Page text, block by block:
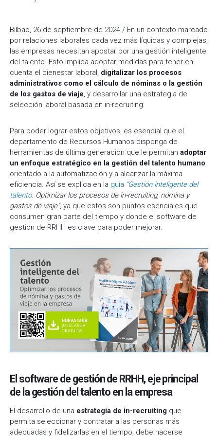
Bilbao, 26 de septiembre de 2024 / En un contexto marcado
por relaciones laborales cada vez más líquidas y complejas,
las empresas necesitan apostar por una gestión inteligente
del talento. Esto implica adoptar medidas para tener en
cuenta el bienestar laboral, digitalizar los procesos
administrativos como el cálculo de nóminas o la gestión
de los gastos de viaje, y desarrollar una estrategia de
selección laboral basada en in-recruiting.
Para poder lograr estos objetivos, es esencial que el
departamento de Recursos Humanos disponga de
herramientas de última generación que le permitan adoptar
un enfoque estratégico en la gestión del talento humano,
orientado a la automatización y a alcanzar la máxima
eficiencia. Así se explica en la guía “Gestión inteligente del
talento. Optimizar los procesos de in-recruiting, nómina y
gastos de viaje”, ya que estos son puntos esenciales que
consumen gran parte del tiempo y donde el software de
gestión de RRHH es clave para poder mejorar.
El software de gestión de RRHH, eje principal
de la gestión del talento en la empresa
El desarrollo de una estrategia de in-recruiting que
permita seleccionar y contratar a las personas más
adecuadas y fidelizarlas en el tiempo, debe hacerse